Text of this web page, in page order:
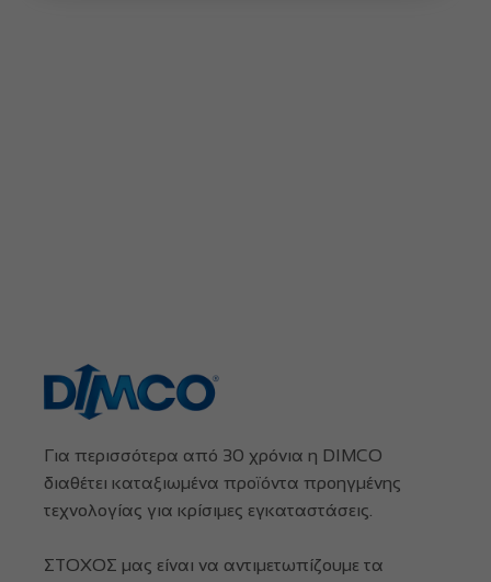
Για περισσότερα από 30 χρόνια η DIMCO
διαθέτει καταξιωμένα προϊόντα προηγμένης
τεχνολογίας για κρίσιμες εγκαταστάσεις.
ΣΤΟΧΟΣ μας είναι να αντιμετωπίζουμε τα